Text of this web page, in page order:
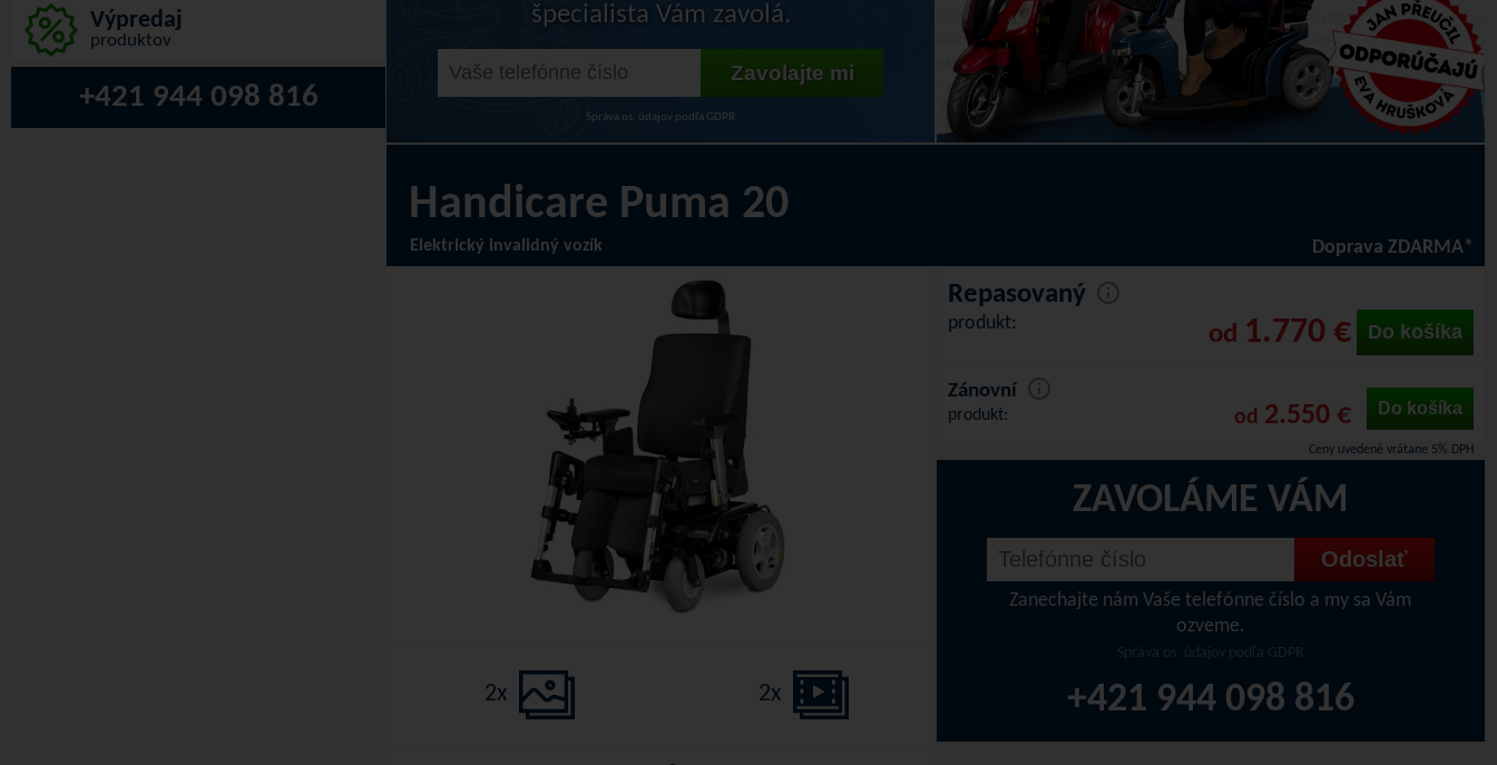
Výpredaj
produktov
+421 944 098 816
špecialista Vám zavolá.
Správa os. údajov podľa GDPR
Handicare Puma 20
Elektrický invalidný vozík Doprava ZDARMA*
Repasovaný
produkt: od 1.770 € Do košíka
Zánovní
produkt: od 2.550 € Do košíka
Ceny uvedené vrátane 5% DPH
2x 2x
ZAVOLÁME VÁM
Zanechajte nám Vaše telefónne číslo a my sa Vám
ozveme.
Správa os. údajov podľa GDPR
+421 944 098 816